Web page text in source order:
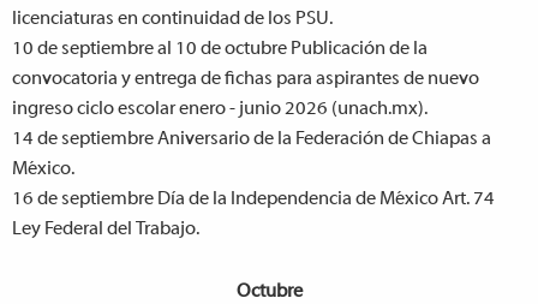
licenciaturas en continuidad de los PSU.
10 de septiembre al 10 de octubre Publicación de la
convocatoria y entrega de fichas para aspirantes de nuevo
ingreso ciclo escolar enero - junio 2026 (unach.mx).
14 de septiembreAniversario de la Federación de Chiapas a
México.
16 de septiembre Día de la Independencia de México Art. 74
Ley Federal del Trabajo.
Octubre